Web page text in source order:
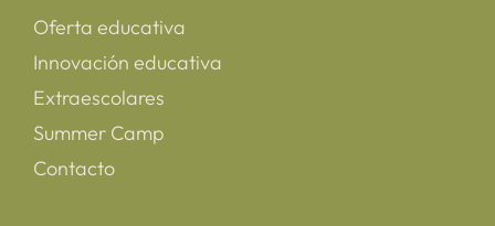
Oferta educativa
Innovación educativa
Extraescolares
Summer Camp
Contacto